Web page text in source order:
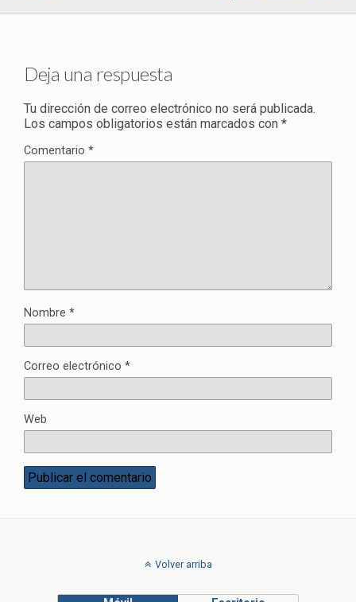
Deja una respuesta
Tu dirección de correo electrónico no será publicada.
Los campos obligatorios están marcados con *
Comentario *
Nombre *
Correo electrónico *
Web
Volver arriba